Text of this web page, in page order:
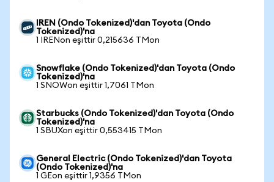
IREN (Ondo Tokenized)'dan Toyota (Ondo
Tokenized)'na
1 IRENon eşittir 0,215636 TMon
Snowflake (Ondo Tokenized)'dan Toyota (Ondo
Tokenized)'na
1 SNOWon eşittir 1,7061 TMon
Starbucks (Ondo Tokenized)'dan Toyota (Ondo
Tokenized)'na
1 SBUXon eşittir 0,553415 TMon
General Electric (Ondo Tokenized)'dan Toyota
(Ondo Tokenized)'na
1 GEon eşittir 1,9356 TMon